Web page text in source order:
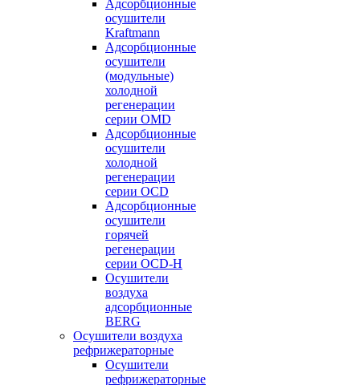
Адсорбционные
осушители
Kraftmann
Адсорбционные
осушители
(модульные)
холодной
регенерации
серии OMD
Адсорбционные
осушители
холодной
регенерации
серии OCD
Адсорбционные
осушители
горячей
регенерации
серии OСD-H
Осушители
воздуха
адсорбционные
BERG
Осушители воздуха
рефрижераторные
Осушители
рефрижераторные